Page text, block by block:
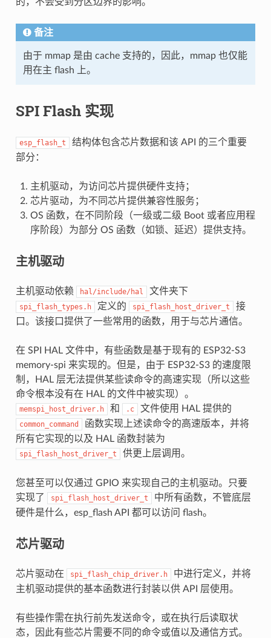
备注
由于 mmap 是由 cache 支持的，因此，mmap 也仅能
用在主 flash 上。
SPI Flash 实现
esp_flash_t
结构体包含芯片数据和该 API 的三个重要
部分：
主机驱动，为访问芯片提供硬件支持；
芯片驱动，为不同芯片提供兼容性服务；
OS 函数，在不同阶段（一级或二级 Boot 或者应用程
序阶段）为部分 OS 函数（如锁、延迟）提供支持。
主机驱动
主机驱动依赖 hal/include/hal 文件夹下
spi_flash_types.h 定义的 spi_flash_host_driver_t
接
口。该接口提供了一些常用的函数，用于与芯片通信。
在 SPI HAL 文件中，有些函数是基于现有的 ESP32-S3
memory-spi 来实现的。但是，由于 ESP32-S3 的速度限
制，HAL 层无法提供某些读命令的高速实现（所以这些
命令根本没有在 HAL 的文件中被实现）。
memspi_host_driver.h 和 .c 文件使用 HAL 提供的
common_command
函数实现上述读命令的高速版本，并将
所有它实现的以及 HAL 函数封装为
spi_flash_host_driver_t 供更上层调用。
您甚至可以仅通过 GPIO 来实现自己的主机驱动。只要
实现了
spi_flash_host_driver_t
中所有函数，不管底层
硬件是什么，esp_flash API 都可以访问 flash。
芯片驱动
芯片驱动在 spi_flash_chip_driver.h
中进行定义，并将
主机驱动提供的基本函数进行封装以供 API 层使用。
有些操作需在执行前先发送命令，或在执行后读取状
态，因此有些芯片需要不同的命令或值以及通信方式。